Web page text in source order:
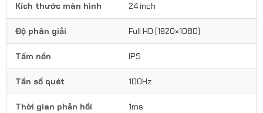
Kích thước màn hình 24 inch
Độ phân giải Full HD (1920×1080)
Tấm nền IPS
Tần số quét 100Hz
Thời gian phản hồi 1ms